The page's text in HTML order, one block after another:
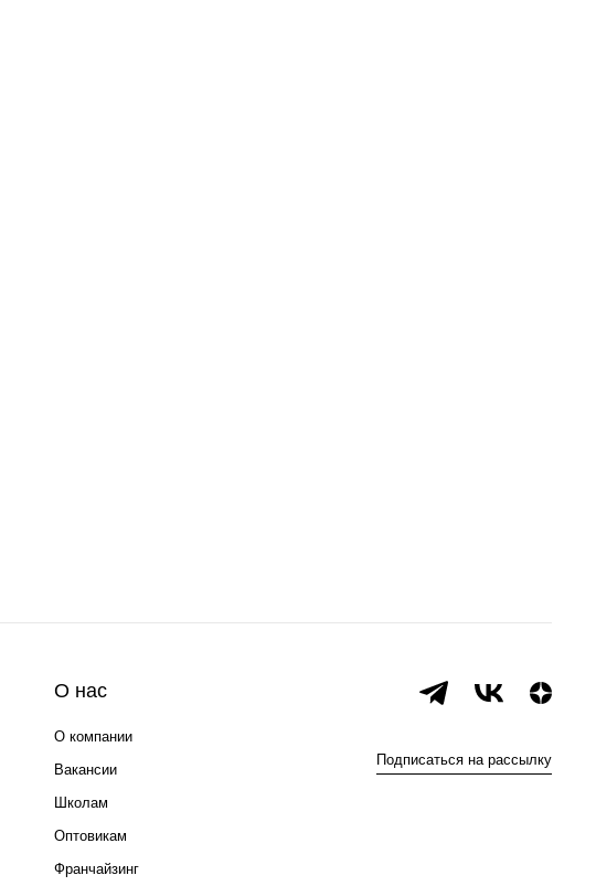
О нас
О компании
Вакансии
Школам
Оптовикам
Франчайзинг
Подписаться на рассылку